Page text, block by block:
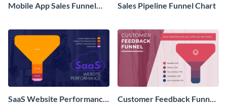
Mobile App Sales Funnel
Sales Pipeline Funnel Chart
SaaS Website Performance
Customer Feedback Funnel